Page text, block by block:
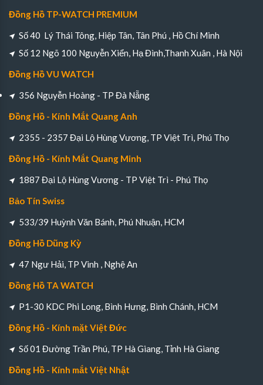
Đồng Hồ TP-WATCH PREMIUM
Số 40 Lý Thái Tông, Hiệp Tân, Tân Phú , Hồ Chí Minh
Số 12 Ngõ 100 Nguyễn Xiển, Hạ Đình,Thanh Xuân , Hà Nội
Đồng Hồ VU WATCH
356 Nguyễn Hoàng - TP Đà Nẵng
Đồng Hồ - Kính Mắt Quang Anh
2355 - 2357 Đại Lộ Hùng Vương, TP Việt Trì, Phú Thọ
Đồng Hồ - Kính Mắt Quang Minh
1887 Đại Lộ Hùng Vương - TP Việt Trì - Phú Thọ
Bảo Tín Swiss
533/39 Huỳnh Văn Bánh, Phú Nhuận, HCM
Đồng Hồ Dũng Kỳ
47 Ngư Hải, TP Vinh , Nghệ An
Đồng Hồ TA WATCH
P1-30 KDC Phi Long, Bình Hưng, Bình Chánh, HCM
Đồng Hồ - Kính mặt Việt Đức
Số 01 Đường Trần Phú, TP Hà Giang, Tỉnh Hà Giang
Đồng Hồ - Kính mắt Việt Nhật